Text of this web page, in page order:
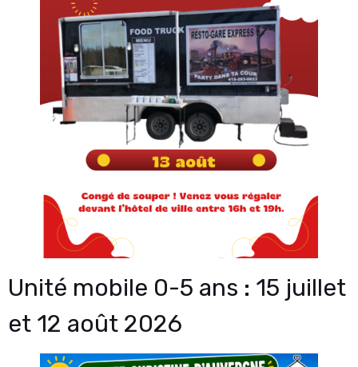
Unité mobile 0-5 ans : 15 juillet
et 12 août 2026